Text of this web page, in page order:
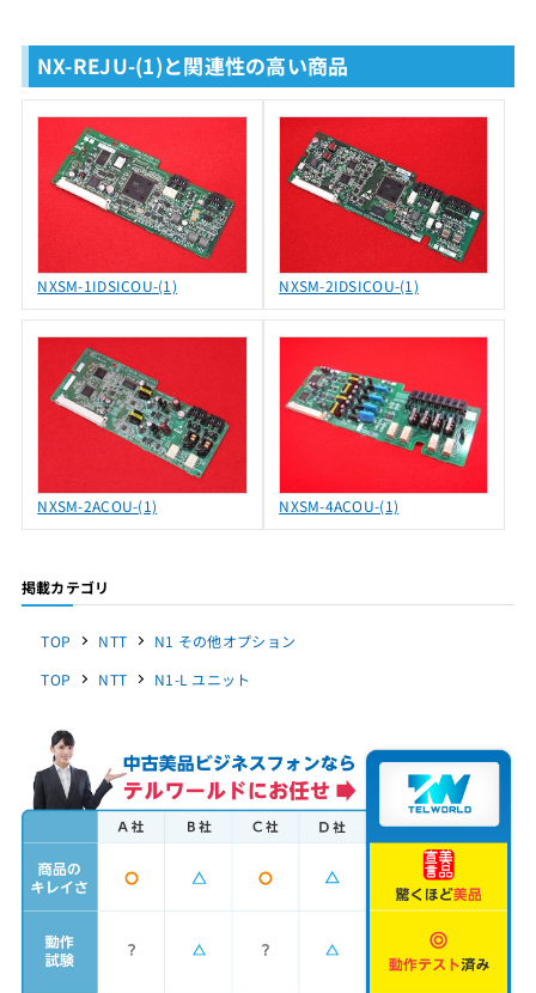
NX-REJU-(1)と関連性の高い商品
NXSM-1IDSICOU-(1) NXSM-2IDSICOU-(1)
NXSM-2ACOU-(1) NXSM-4ACOU-(1)
掲載カテゴリ
TOP NTT
N1 その他オプション
TOP
NTT N1-L ユニット